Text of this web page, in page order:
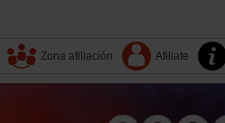
Zona afiliación Afiliate